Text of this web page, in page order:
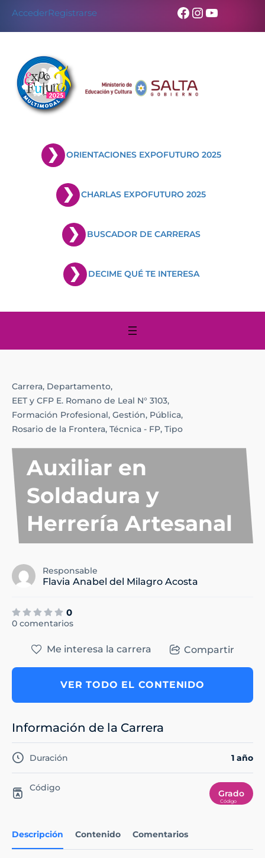
AccederRegistrarse Facebook
Instagram
YouTube
ORIENTACIONES EXPOFUTURO 2025
CHARLAS EXPOFUTURO 2025
BUSCADOR DE CARRERAS
DECIME QUÉ TE INTERESA
Carrera, Departamento,
EET y CFP E. Romano de Leal N° 3103,
Formación Profesional, Gestión, Pública,
Rosario de la Frontera, Técnica - FP, Tipo
Auxiliar en
Soldadura y
Herrería Artesanal
Responsable
Flavia Anabel del Milagro Acosta
0
0 comentarios
Descripción Contenido Comentarios
Me interesa la carrera Compartir
VER TODO EL CONTENIDO
Información de la Carrera
Duración 1 año
Código
Grado